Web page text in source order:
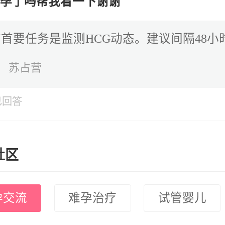
苏占营
回答
区
交流 难孕治疗 试管婴儿